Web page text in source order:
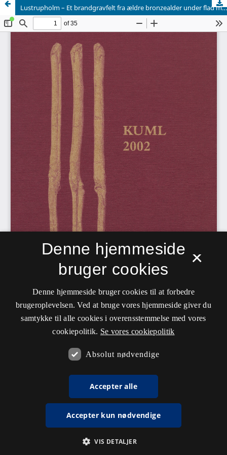
Lustrupholm – Et brandgravfelt fra ældre bronzealder under flad mark
×
Denne hjemmeside
bruger cookies
Denne hjemmeside bruger cookies til at forbedre
brugeroplevelsen. Ved at bruge vores hjemmeside giver du
samtykke til alle cookies i overensstemmelse med vores
cookiepolitik. Se vores cookiepolitik
Absolut nødvendige
Accepter alle
Accepter kun nødvendige
VIS DETALJER